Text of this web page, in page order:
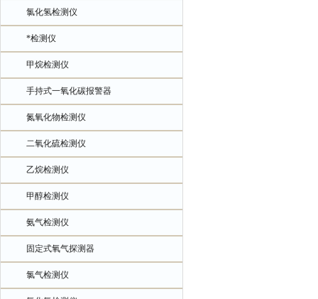
氯化氢检测仪
*检测仪
甲烷检测仪
手持式一氧化碳报警器
氮氧化物检测仪
二氧化硫检测仪
乙烷检测仪
甲醇检测仪
氨气检测仪
固定式氧气探测器
氯气检测仪